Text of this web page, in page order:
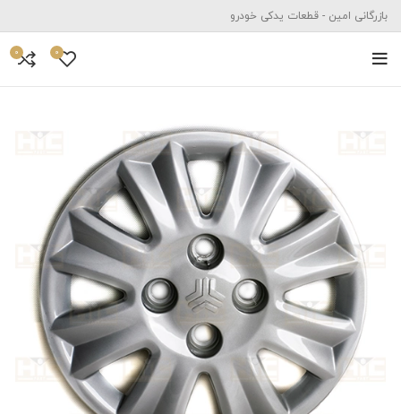
بازرگانی امین - قطعات یدکی خودرو
0
0